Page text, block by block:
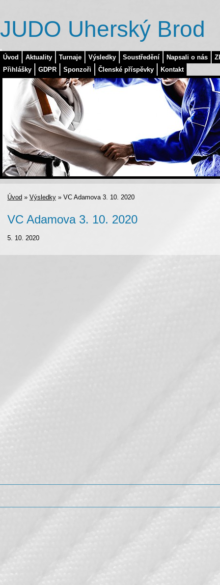
Úvod Aktuality Turnaje Výsledky Soustředění Napsali o nás
Přihlášky
GDPR Sponzoři Členské příspěvky Kontakt
JUDO Uherský Brod
Úvod » Výsledky » VC Adamova 3. 10. 2020
VC Adamova 3. 10. 2020
5. 10. 2020